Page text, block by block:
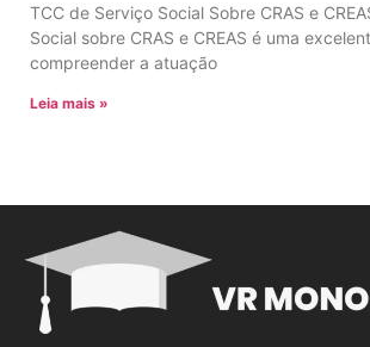
TCC de Serviço Social Sobre CRAS e
Social sobre CRAS e CREAS é uma
compreender a atuação
Leia mais »